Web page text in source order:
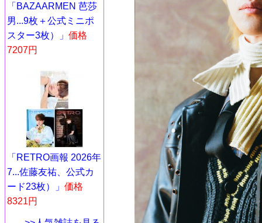
「BAZAARMEN 芭莎
男...9枚＋公式ミニポ
スター3枚）」 価格
7207円
「RETRO画報 2026年
7...佐藤友祐、公式カ
ード23枚）」 価格
8321円